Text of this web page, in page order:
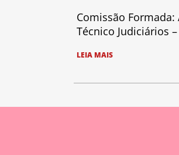
Comissão Formada:
Técnico Judiciários –
LEIA MAIS